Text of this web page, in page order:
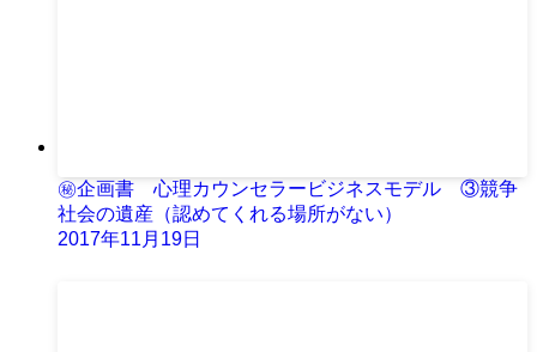
㊙企画書 心理カウンセラービジネスモデル ③競争
社会の遺産（認めてくれる場所がない）
2017年11月19日